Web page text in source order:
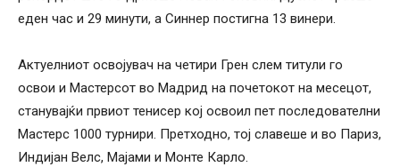
еден час и 29 минути, а Синнер постигна 13 винери.
Актуелниот освојувач на четири Грен слем титули го
освои и Мастерсот во Мадрид на почетокот на месецот,
станувајќи првиот тенисер кој освоил пет последователни
Мастерс 1000 турнири. Претходно, тој славеше и во Париз,
Индијан Велс, Мајами и Монте Карло.